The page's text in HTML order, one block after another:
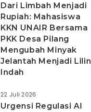
Dari Limbah Menjadi
Rupiah: Mahasiswa
KKN UNAIR Bersama
PKK Desa Pilang
Mengubah Minyak
Jelantah Menjadi Lilin
Indah
22 Juli 2026
Urgensi Regulasi AI